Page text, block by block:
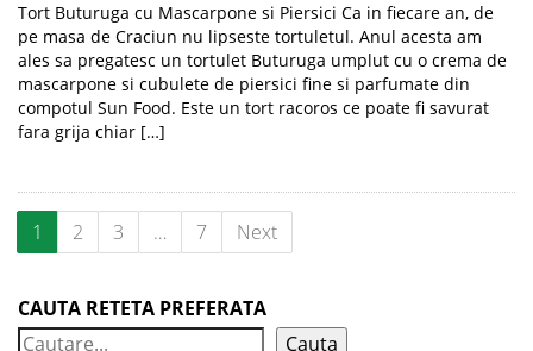
Tort Buturuga cu Mascarpone si Piersici Ca in fiecare an, de
pe masa de Craciun nu lipseste tortuletul. Anul acesta am
ales sa pregatesc un tortulet Buturuga umplut cu o crema de
mascarpone si cubulete de piersici fine si parfumate din
compotul Sun Food. Este un tort racoros ce poate fi savurat
fara grija chiar […]
1 2 3 … 7 Next
CAUTA RETETA PREFERATA
Cauta